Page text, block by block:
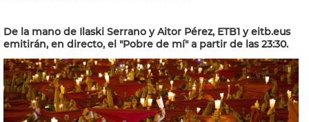
De la mano de Ilaski Serrano y Aitor Pérez, ETB1 y eitb.eus
emitirán, en directo, el "Pobre de mí" a partir de las 23:30.